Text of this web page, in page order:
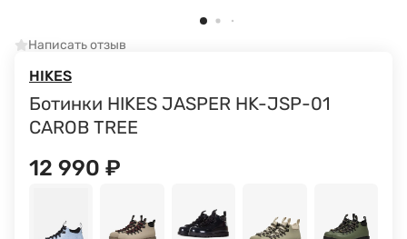
Написать отзыв
HIKES
Ботинки HIKES JASPER HK-JSP-01
CAROB TREE
12 990 ₽